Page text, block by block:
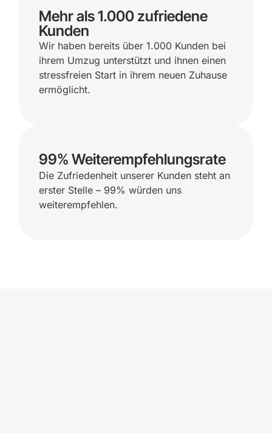
Mehr als 1.000 zufriedene
Kunden
Wir haben bereits über 1.000 Kunden bei
ihrem Umzug unterstützt und ihnen einen
stressfreien Start in ihrem neuen Zuhause
ermöglicht.
99% Weiterempfehlungsrate
Die Zufriedenheit unserer Kunden steht an
erster Stelle – 99% würden uns
weiterempfehlen.